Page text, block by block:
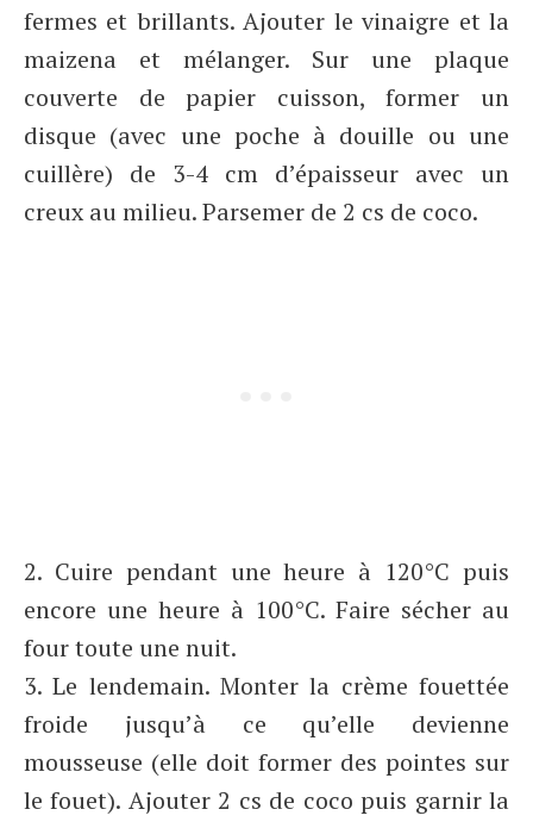
fermes et brillants. Ajouter le vinaigre et la
maizena et mélanger. Sur une plaque
couverte de papier cuisson, former un
disque (avec une poche à douille ou une
cuillère) de 3-4 cm d’épaisseur avec un
creux au milieu. Parsemer de 2 cs de coco.
2. Cuire pendant une heure à 120°C puis
encore une heure à 100°C. Faire sécher au
four toute une nuit.
3. Le lendemain. Monter la crème fouettée
froide jusqu’à ce qu’elle devienne
mousseuse (elle doit former des pointes sur
le fouet). Ajouter 2 cs de coco puis garnir la